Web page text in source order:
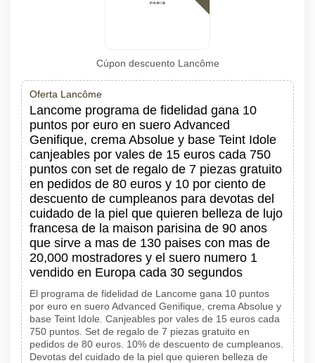
Cúpon descuento Lancôme
Oferta Lancôme
Lancome programa de fidelidad gana 10
puntos por euro en suero Advanced
Genifique, crema Absolue y base Teint Idole
canjeables por vales de 15 euros cada 750
puntos con set de regalo de 7 piezas gratuito
en pedidos de 80 euros y 10 por ciento de
descuento de cumpleanos para devotas del
cuidado de la piel que quieren belleza de lujo
francesa de la maison parisina de 90 anos
que sirve a mas de 130 paises con mas de
20,000 mostradores y el suero numero 1
vendido en Europa cada 30 segundos
El programa de fidelidad de Lancome gana 10 puntos
por euro en suero Advanced Genifique, crema Absolue y
base Teint Idole. Canjeables por vales de 15 euros cada
750 puntos. Set de regalo de 7 piezas gratuito en
pedidos de 80 euros. 10% de descuento de cumpleanos.
Devotas del cuidado de la piel que quieren belleza de